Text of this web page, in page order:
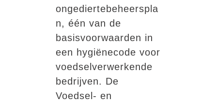
ongediertebeheerspla
n, één van de
basisvoorwaarden in
een hygiënecode voor
voedselverwerkende
bedrijven. De
Voedsel- en